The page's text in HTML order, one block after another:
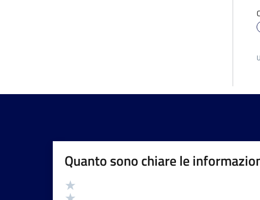
Quanto sono chiare le
Valutazione